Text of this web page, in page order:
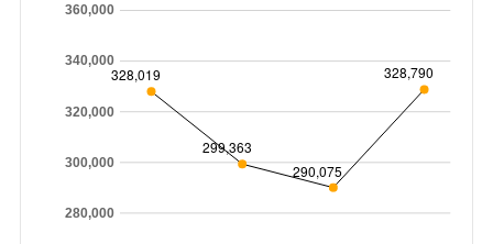
280,000
300,000
320,000
340,000
360,000
328,019
299,363
290,075
328,790